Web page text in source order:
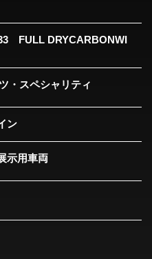
FULL DRYCARBONWI
・スペシャリティ
ン
示用車両